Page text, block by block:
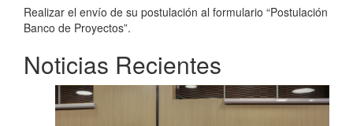
Realizar el envío de su postulación al formulario “Postulación
Banco de Proyectos”.
Noticias Recientes